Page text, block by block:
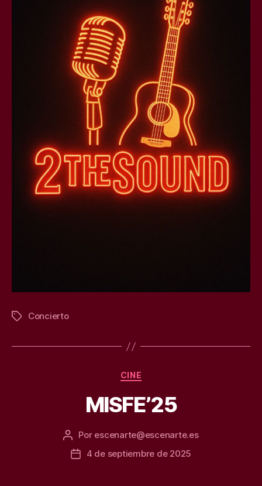
Etiquetas
Concierto
Categorías
CINE
MISFE’25
Autor
de
la
Por escenarte@escenarte.es
Fecha4 de septiembre de 2025